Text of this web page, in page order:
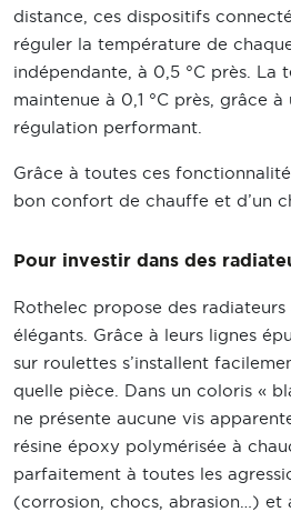
distance, ces dispositifs
réguler la température de
indépendante, à 0,5 °C près. La
maintenue à 0,1 °C près, grâce à
régulation performant.
Grâce à toutes ces
bon confort de chauffe et d’un
Pour investir dans des
Rothelec propose des
élégants. Grâce à leurs lignes
sur roulettes s’installent
quelle pièce. Dans un coloris «
ne présente aucune vis
résine époxy polymérisée à
parfaitement à toutes les
(corrosion, chocs, abrasion…) et